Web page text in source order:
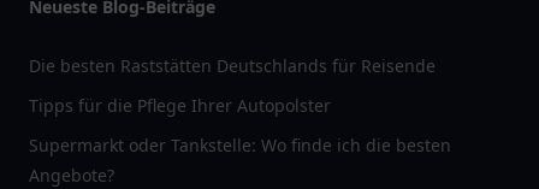
Neueste Blog-Beiträge
Die besten Raststätten Deutschlands für Reisende
Tipps für die Pflege Ihrer Autopolster
Supermarkt oder Tankstelle: Wo finde ich die besten
Angebote?